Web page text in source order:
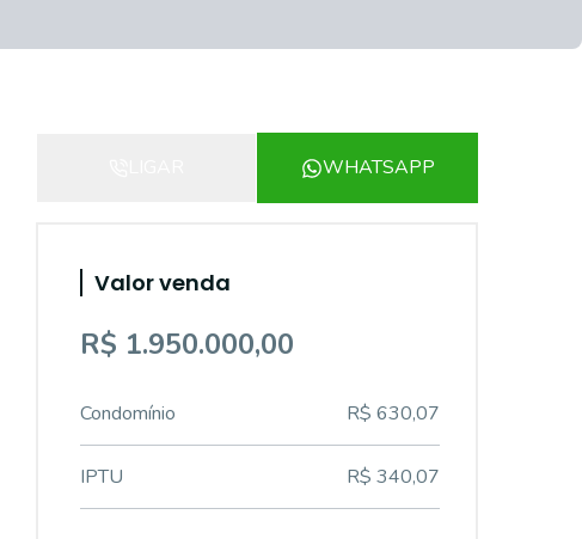
WHATSAPP
Valor venda
R$ 1.950.000,00
Condomínio R$ 630,07
IPTU R$ 340,07